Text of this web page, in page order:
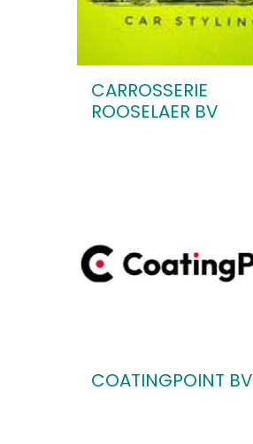
CARROSSERIE
ROOSELAER BV
COATINGPOINT BV